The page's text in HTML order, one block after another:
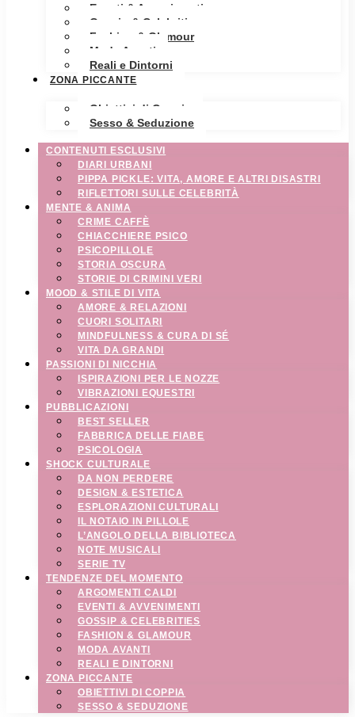
Eventi & Avvenimenti
Gossip & Celebrities
Fashion & Glamour
Moda Avanti
Reali e Dintorni
ZONA PICCANTE
Obiettivi di Coppia
Sesso & Seduzione
CONTENUTI ESCLUSIVI
DIARI URBANI
PIPPA PICKLE: VITA, AMORE E ALTRI DISASTRI
RIFLETTORI SULLE CELEBRITÀ
MENTE & ANIMA
CRIME CAFFÈ
CHIACCHIERE PSICO
PSICOPILLOLE
STORIA OSCURA
STORIE DI CRIMINI VERI
MOOD & STILE DI VITA
AMORE & RELAZIONI
CUORI SOLITARI
MINDFULNESS & CURA DI SÉ
VITA DA GRANDI
PASSIONI DI NICCHIA
ISPIRAZIONI PER LE NOZZE
VIBRAZIONI EQUESTRI
PUBBLICAZIONI
BEST SELLER
FABBRICA DELLE FIABE
PSICOLOGIA
SHOCK CULTURALE
DA NON PERDERE
DESIGN & ESTETICA
ESPLORAZIONI CULTURALI
IL NOTAIO IN PILLOLE
L’ANGOLO DELLA BIBLIOTECA
NOTE MUSICALI
SERIE TV
TENDENZE DEL MOMENTO
ARGOMENTI CALDI
EVENTI & AVVENIMENTI
GOSSIP & CELEBRITIES
FASHION & GLAMOUR
MODA AVANTI
REALI E DINTORNI
ZONA PICCANTE
OBIETTIVI DI COPPIA
SESSO & SEDUZIONE